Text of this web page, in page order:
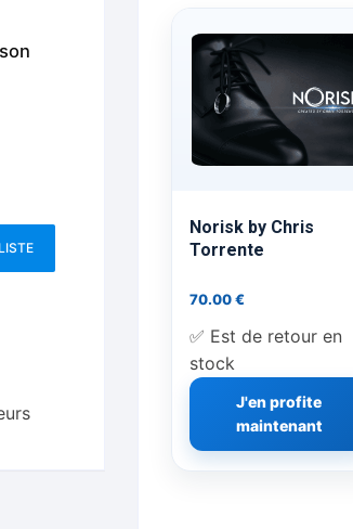
scène
Norisk by Chris
Torrente
70.00€
✅ Est de retour en
stock
J'en profite
maintenant